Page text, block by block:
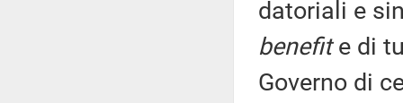
datoriali e
benefite di
Governo di